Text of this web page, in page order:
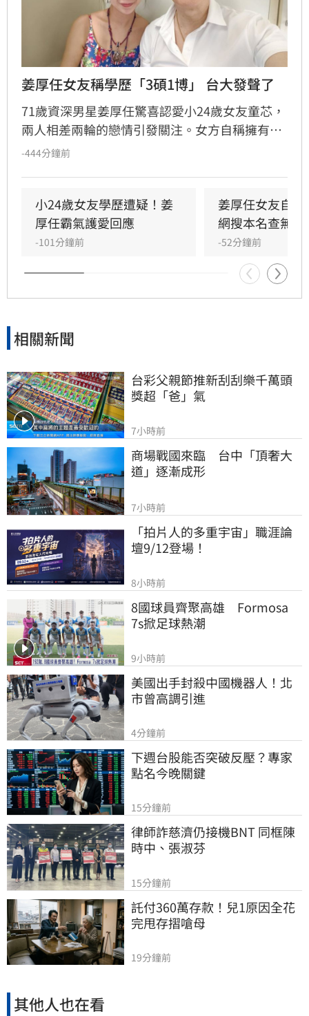
姜厚任女友稱學歷「3碩1博」 台大發聲了
71歲資深男星姜厚任驚喜認愛小24歲女友童芯，
兩人相差兩輪的戀情引發關注。女方自稱擁有台
大「3碩1博」的超狂學歷，並擔任電影公司CEO
引發學歷造假疑雲。對此，台灣大學校方回應表
示，個人學歷資訊涉及隱私，無法對外說明。面
對外界的質疑聲浪，姜厚任展現霸氣護愛態度，
呼籲外界不要把這段感情當成偵探片，強調自己
對女方背景有一定了解，懇請大眾給予兩人正常
的交往空間與尊重，不希望私生活受到外界過度
-444分鐘前
小24歲女友學歷遭疑！姜
厚任霸氣護愛回應
-101分鐘前
姜厚任女友自
網搜本名查無此
-52分鐘前
相關新聞
台彩父親節推新刮刮樂千萬頭
獎超「爸」氣
7小時前
商場戰國來臨　台中「頂奢大
道」逐漸成形
7小時前
「拍片人的多重宇宙」職涯論
壇9/12登場！
8小時前
8國球員齊聚高雄　Formosa
7s掀足球熱潮
9小時前
美國出手封殺中國機器人！北
市曾高調引進
4分鐘前
下週台股能否突破反壓？專家
點名今晚關鍵
15分鐘前
律師詐慈濟仍接機BNT 同框陳
時中、張淑芬
15分鐘前
託付360萬存款！兒1原因全花
完甩存摺嗆母
19分鐘前
其他人也在看